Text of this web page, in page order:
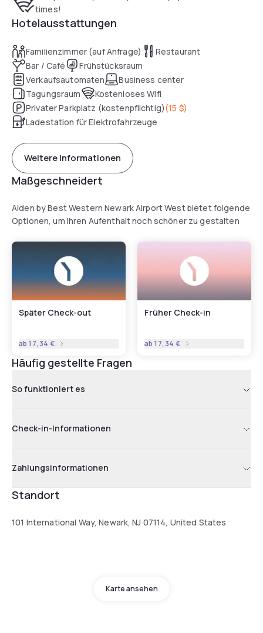
times!
Hotelausstattungen
Familienzimmer (auf Anfrage)
Restaurant
Bar / Café
Frühstücksraum
Verkaufsautomaten
Business center
Tagungsraum
Kostenloses Wifi
Privater Parkplatz (kostenpflichtig)(15 $)
Ladestation für Elektrofahrzeuge
Weitere Informationen
Maßgeschneidert
Aiden by Best Western Newark Airport West bietet folgende
Optionen, um Ihren Aufenthalt noch schöner zu gestalten
Später Check-out
ab17,34 €
Früher Check-in
ab17,34 €
Häufig gestellte Fragen
So funktioniert es
Check-in-Informationen
Zahlungsinformationen
Standort
101 International Way, Newark, NJ 07114, United States
Karte ansehen